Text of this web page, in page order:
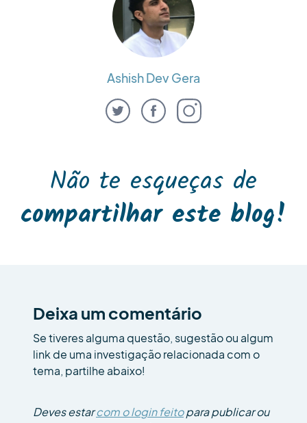
Ashish Dev Gera
Não te esqueças de
compartilhar este blog!
Deixa um comentário
Se tiveres alguma questão, sugestão ou algum
link de uma investigação relacionada com o
tema, partilhe abaixo!
Deves estarcom o login feitopara publicar ou